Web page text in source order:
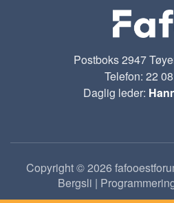
Postboks 2947
Telefon: 22
Daglig leder:
Copyright © 2026
Bergsli |